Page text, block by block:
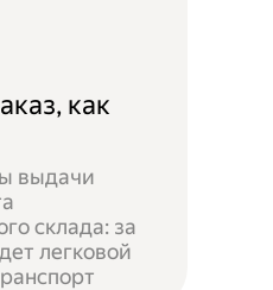
как
выдачи
склада: за
легковой